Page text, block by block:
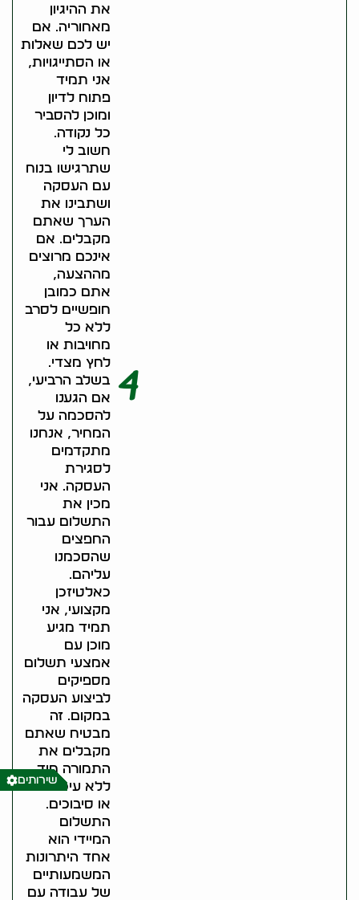
את ההיגיון
מאחוריה. אם
יש לכם שאלות
או הסתייגויות,
אני תמיד
פתוח לדיון
ומוכן להסביר
כל נקודה.
חשוב לי
שתרגישו בנוח
עם העסקה
ושתבינו את
הערך שאתם
מקבלים. אם
אינכם מרוצים
מההצעה,
אתם כמובן
חופשיים לסרב
ללא כל
מחויבות או
לחץ מצדי.
4
בשלב הרביעי,
אם הגענו
להסכמה על
המחיר, אנחנו
מתקדמים
לסגירת
העסקה. אני
מכין את
התשלום עבור
החפצים
שהסכמנו
עליהם.
כאלטיזכן
מקצועי, אני
תמיד מגיע
מוכן עם
אמצעי תשלום
מספיקים
לביצוע העסקה
במקום. זה
מבטיח שאתם
מקבלים את
התמורה מיד,
ללא עיכובים
או סיבוכים.
התשלום
המיידי הוא
אחד היתרונות
המשמעותיים
של עבודה עם
שירותים